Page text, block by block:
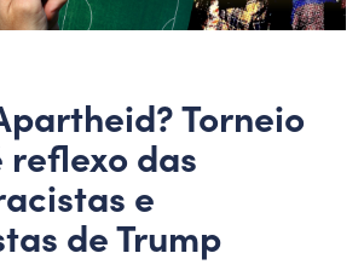
Torneio
reflexo das
e
de Trump